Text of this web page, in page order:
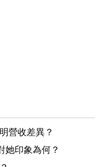
營收差異？
她印象為何？